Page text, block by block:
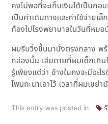
คงไม่พอที่จะเก็บเงินได้เป็นกอ
เป็นค่าเดินทางและค่าใช้จ่าย
ท้องไปโรงพยาบาลในวันที่หม
ผมรีบวิ่งขึ้นมานั่งตรงกลาง พ
กล่องนั้น เสียดายที่ผมเด็กเกิน
รู้เพียงแต่ว่า ข้างในคงจะมีอะ
โพนทะนาเอาไว้ เวลาที่ผมเข
This entry was posted in